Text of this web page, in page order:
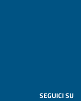
SEGUICI SU